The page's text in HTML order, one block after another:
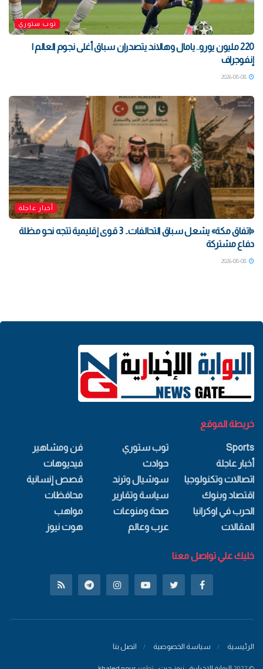
توب ستوري
220 مليون يورو.. يامال وهالاند يتصدران سباق أغلى نجوم العالم |
إنفوجراف
أخبار عاجلة
«اتفاق مكة» يشعل سباق التحالفات.. 3 قوى إقليمية تتجه نحو مظلة
دفاع مشتركة
خريطة الموقع
Sports
أخبار عاجلة
اتصالات وتكنولوجيا
اقتصاد وبنوك
الحرب في اوكرانيا
المقالات
توب ستوري
حوادث
سوشيال وترند
سياسة وتقارير
صحة ومنوعات
عرب وعالم
فن ومشاهير
فيديوهات
قصص إنسانية
محافظات
مواهب
هوت نيوز
خليك علي تواصل معنا
الرئيسية سياسة الخصوصية اتصل بنا